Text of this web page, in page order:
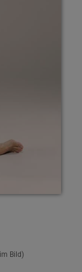
Bild)